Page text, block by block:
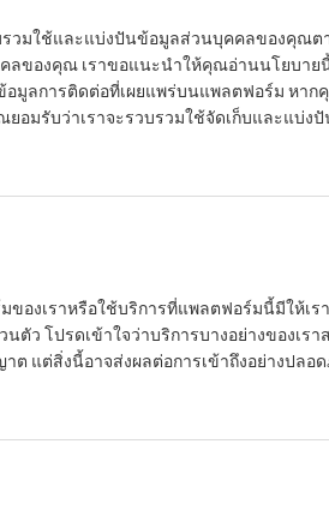
วมใช้และแบ่งปันข้อมูลส่วนบุคคลของคุณ
ของคุณ เราขอแนะนำให้คุณอ่านนโยบา
ลการติดต่อที่เผยแพร่บนแพลตฟอร์ม หาก
มรับว่าเราจะรวบรวมใช้จัดเก็บและแบ่
งเราหรือใช้บริการที่แพลตฟอร์มนี้มีให้เ
โปรดเข้าใจว่าบริการบางอย่างของเร
ต แต่สิ่งนี้อาจส่งผลต่อการเข้าถึงอย่างปล